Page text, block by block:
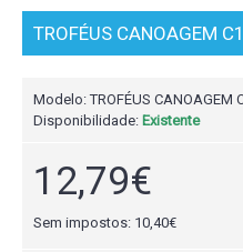
TROFÉUS CANOAGEM
Modelo:TROFÉUS CANOAGEM
Disponibilidade: Existente
12,79€
Sem impostos: 10,40€